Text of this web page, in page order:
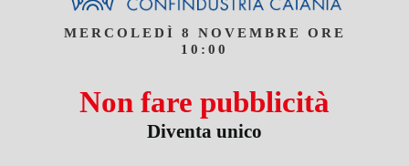
MERCOLEDÌ 8 NOVEMBRE ORE
10:00
Non fare pubblicità
Diventa unico